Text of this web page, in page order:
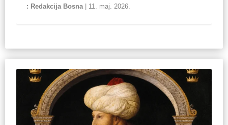
Redakcija Bosna| 11. maj. 2026.